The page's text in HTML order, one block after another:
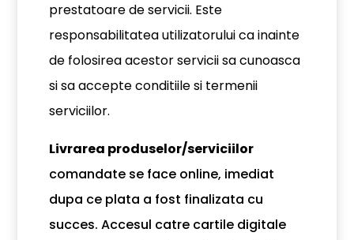
prestatoare de servicii. Este
responsabilitatea utilizatorului ca inainte
de folosirea acestor servicii sa cunoasca
si sa accepte conditiile si termenii
serviciilor.
Livrarea produselor/serviciilor
comandate se face online, imediat
dupa ce plata a fost finalizata cu
succes. Accesul catre cartile digitale